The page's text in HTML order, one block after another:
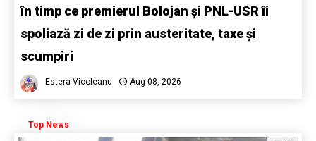
în timp ce premierul Bolojan și PNL-USR îi
spoliază zi de zi prin austeritate, taxe și
scumpiri
Estera Vicoleanu Aug 08, 2026
Top News